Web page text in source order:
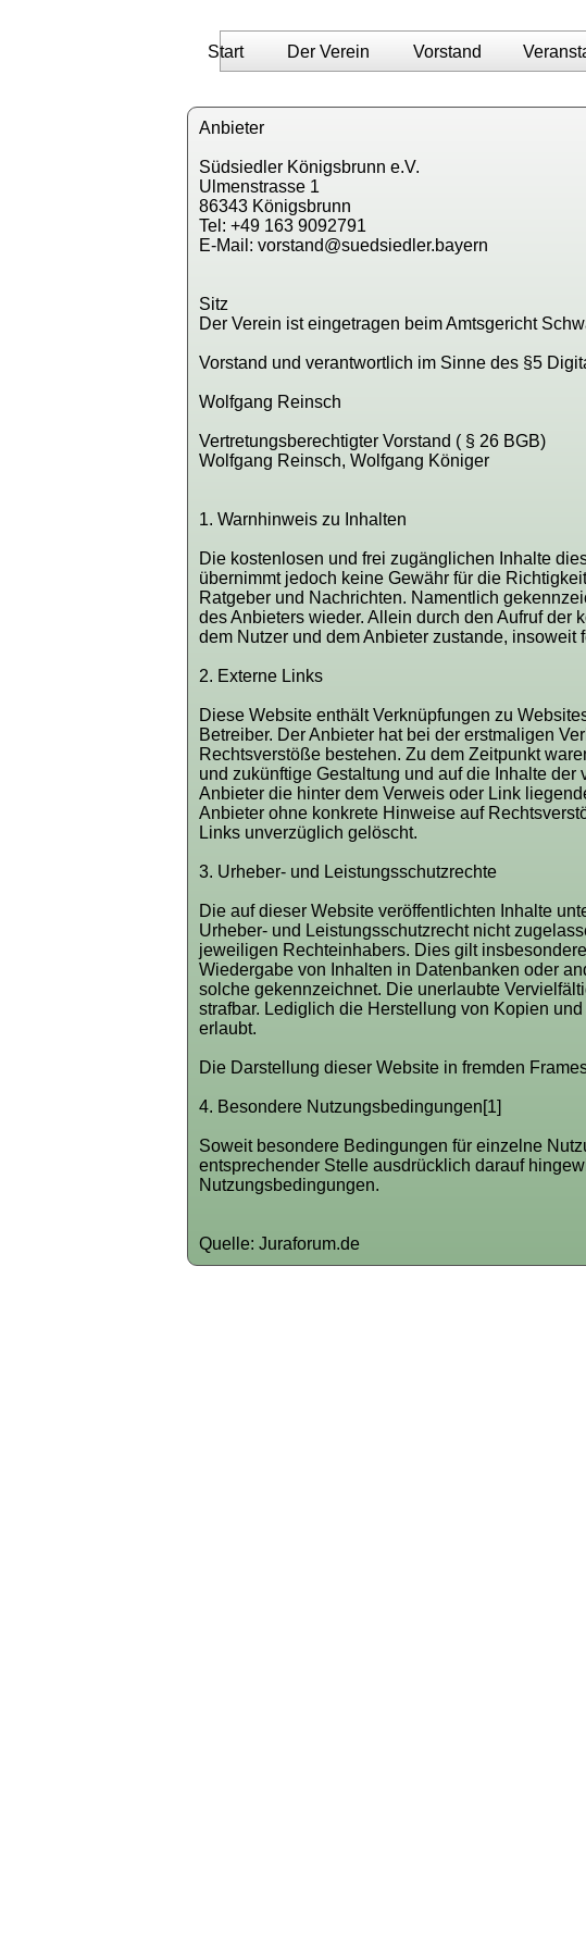
Start Der Verein Vorstand
Anbieter
Südsiedler Königsbrunn e.V.
Ulmenstrasse 1
86343 Königsbrunn
Tel: +49 163 9092791
E-Mail: vorstand@suedsiedler.bayern
Sitz
Der Verein ist eingetragen beim Amtsgericht
Vorstand und verantwortlich im Sinne des §5
Wolfgang Reinsch
Vertretungsberechtigter Vorstand ( § 26 BGB)
Wolfgang Reinsch, Wolfgang Königer
1. Warnhinweis zu Inhalten
Die kostenlosen und frei zugänglichen Inhalte
übernimmt jedoch keine Gewähr für die
Ratgeber und Nachrichten. Namentlich
des Anbieters wieder. Allein durch den Aufruf
dem Nutzer und dem Anbieter zustande,
2. Externe Links
Diese Website enthält Verknüpfungen zu
Betreiber. Der Anbieter hat bei der erstmaligen
Rechtsverstöße bestehen. Zu dem Zeitpunkt
und zukünftige Gestaltung und auf die Inhalte
Anbieter die hinter dem Verweis oder Link
Anbieter ohne konkrete Hinweise auf
Links unverzüglich gelöscht.
3. Urheber- und Leistungsschutzrechte
Die auf dieser Website veröffentlichten Inhalte
Urheber- und Leistungsschutzrecht nicht
jeweiligen Rechteinhabers. Dies gilt
Wiedergabe von Inhalten in Datenbanken oder
solche gekennzeichnet. Die unerlaubte
strafbar. Lediglich die Herstellung von Kopien
erlaubt.
Die Darstellung dieser Website in fremden
4. Besondere Nutzungsbedingungen[1]
Soweit besondere Bedingungen für einzelne
entsprechender Stelle ausdrücklich darauf
Nutzungsbedingungen.
Quelle: Juraforum.de